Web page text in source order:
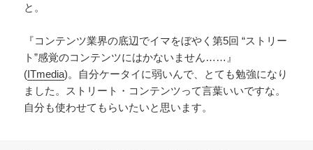
と。
『コンテンツ業界の底辺でイマをぼやく第5回 “ストリー
ト”感覚のコンテンツにはかないません……』
(ITmedia)。自分ケータイに弱いんで、とても勉強になり
ました。ストリート・コンテンツって言葉いいですな。
自分も使わせてもらいたいと思います。